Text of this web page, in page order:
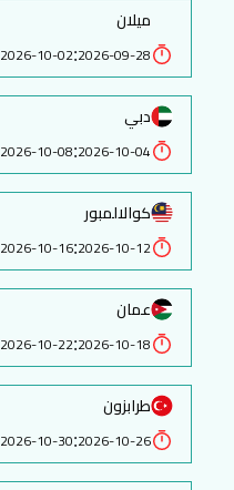
ميلان
2026-09-28
:
2026-10-02
دبي
2026-10-04
:
2026-10-08
كوالالمبور
2026-10-12
:
2026-10-16
عمان
2026-10-18
:
2026-10-22
طرابزون
2026-10-26
:
2026-10-30